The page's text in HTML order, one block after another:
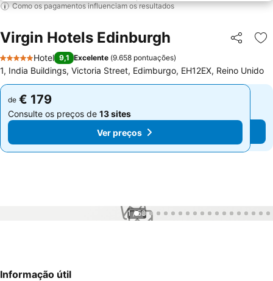
Como os pagamentos influenciam os resultados
Virgin Hotels Edinburgh Partilhar
5 Estrelas
Hotel 9,1 Excelente (9.658 pontuações)
1, India Buildings, Victoria Street, Edimburgo, EH12EX, Reino Unido
de € 179
Consulte os preços de 13 sites
Ver preços
de € 179
Consulte os preços de 13 sites
Ver preços
1 / 53
Informação útil